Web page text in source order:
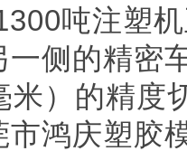
吨注塑
一侧的精密
米）的精度
市鸿庆塑